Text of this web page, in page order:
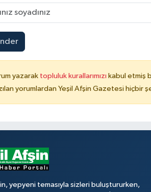
yazarak topluluk kurallarımızı kabul etmiş
yorumlardan Yeşil Afşin Gazetesi hiçbir
yepyeni temasıyla sizleri buluştururken,